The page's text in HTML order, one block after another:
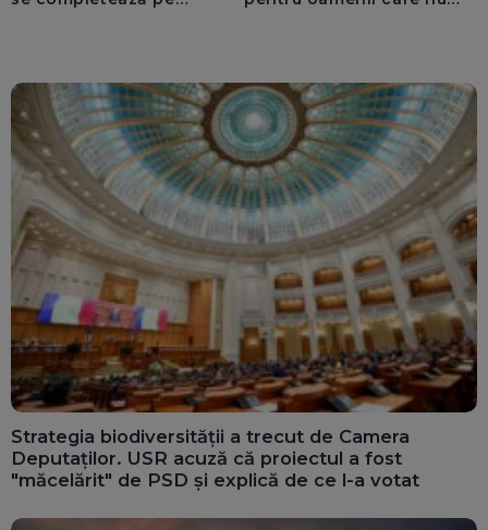
Strategia biodiversității a trecut de Camera
Deputaților. USR acuză că proiectul a fost
"măcelărit" de PSD și explică de ce l-a votat